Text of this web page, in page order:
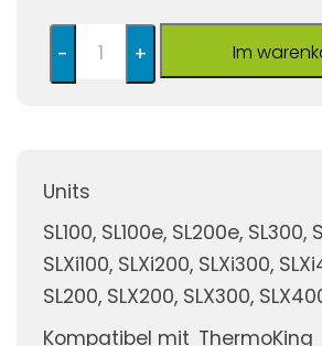
- + Im
Units
SL100, SL100e, SL200e, SL300,
SLXi100, SLXi200, SLXi300,
SL200, SLX200, SLX300,
Kompatibel mit ThermoKing